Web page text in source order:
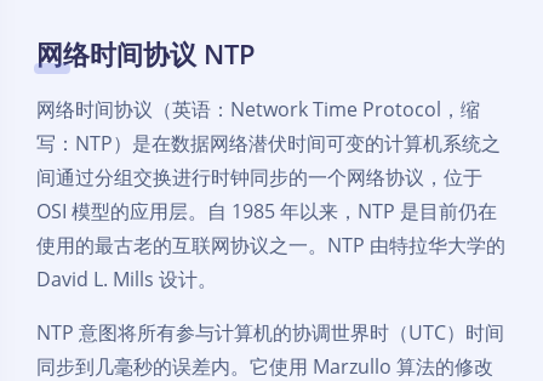
网络时间协议 NTP
网络时间协议（英语：Network Time Protocol，缩
写：NTP）是在数据网络潜伏时间可变的计算机系统之
间通过分组交换进行时钟同步的一个网络协议，位于
OSI 模型的应用层。自 1985 年以来，NTP 是目前仍在
使用的最古老的互联网协议之一。NTP 由特拉华大学的
David L. Mills 设计。
NTP 意图将所有参与计算机的协调世界时（UTC）时间
同步到几毫秒的误差内。它使用 Marzullo 算法的修改